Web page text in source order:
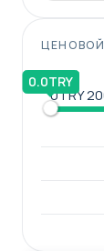
0TRY
0.0TRY